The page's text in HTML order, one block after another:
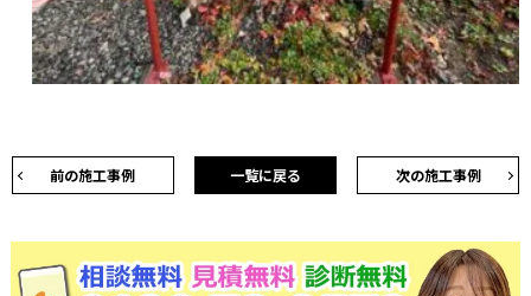
前の施工事例 次の施工事例
一覧に戻る